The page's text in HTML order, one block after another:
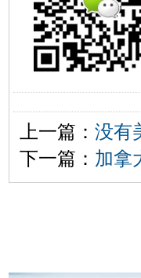
上一篇： 没有
下一篇： 加拿